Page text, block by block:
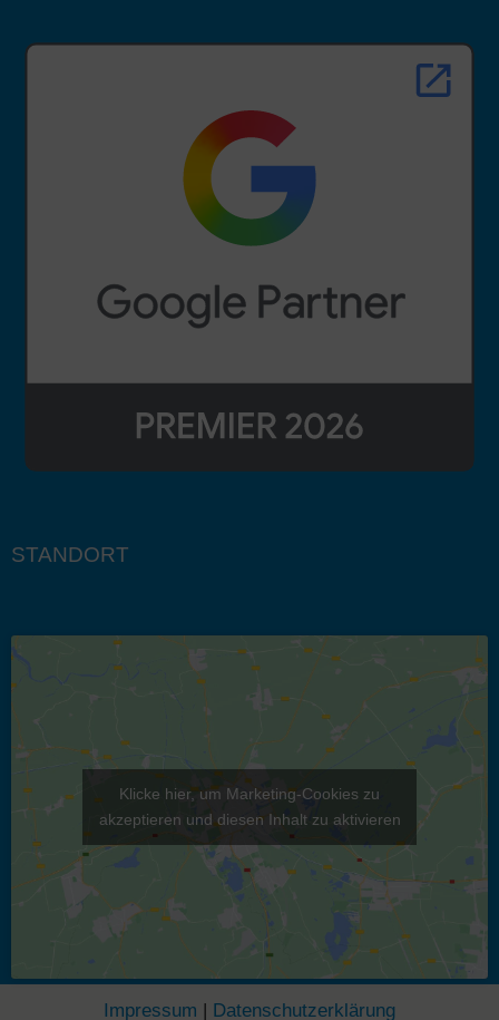
STANDORT
Klicke hier, um Marketing-Cookies zu
akzeptieren und diesen Inhalt zu aktivieren
Impressum | Datenschutzerklärung